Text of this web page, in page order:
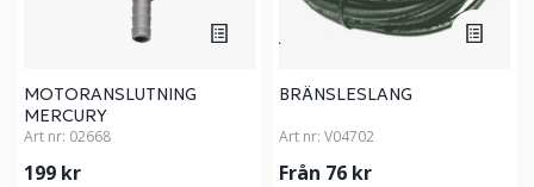
MOTORANSLUTNING
MERCURY
Art nr: 02668
199 kr
BRÄNSLESLANG
Art nr: V04702
Från 76 kr